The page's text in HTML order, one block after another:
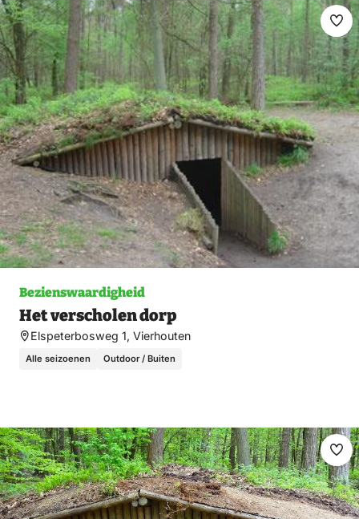
Bezienswaardigheid
Het verscholen dorp
Elspeterbosweg 1, Vierhouten
Alle seizoenen Outdoor / Buiten